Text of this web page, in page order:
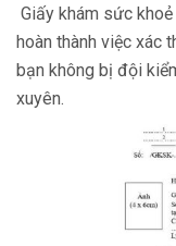
Giấy khám sức
hoàn thành việc xác
bạn không bị đội
xuyên.